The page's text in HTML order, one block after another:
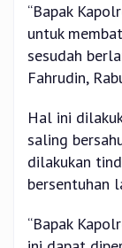
“Bapak
untuk
sesudah
Fahrudin,
Hal ini
saling
dilakukan
bersentuhan
“Bapak